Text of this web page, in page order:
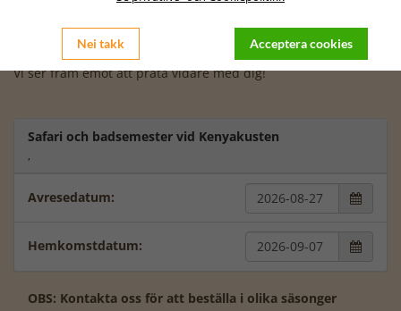
Sverige. Skriv gärna från vilken flygplats det passar dig bäst
att resa – priset kan variera beroende på avreseort.
Vi ser fram emot att prata vidare med dig!
Safari och badsemester vid Kenyakusten
Avresedatum: 
Hemkomstdatum: 
OBS: Kontakta oss för att beställa i olika säsonger
Nei takk Acceptera cookies